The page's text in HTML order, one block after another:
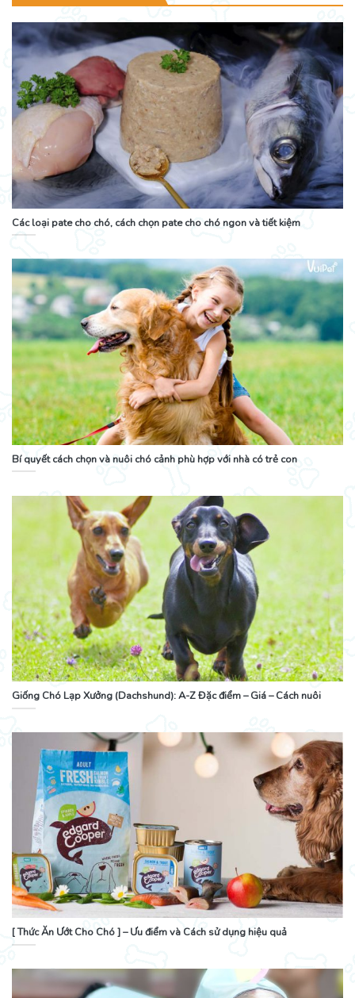
Các loại pate cho chó, cách chọn pate cho chó ngon và tiết kiệm
Bí quyết cách chọn và nuôi chó cảnh phù hợp với nhà có trẻ con
Giống Chó Lạp Xưởng (Dachshund): A-Z Đặc điểm – Giá – Cách nuôi
[ Thức Ăn Ướt Cho Chó ] – Ưu điểm và Cách sử dụng hiệu quả